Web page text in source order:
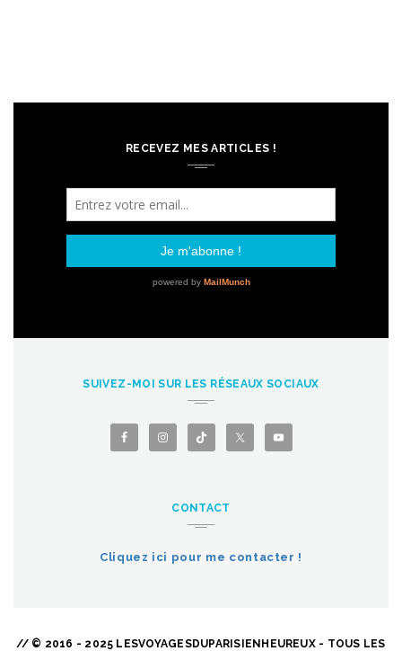
RECEVEZ MES ARTICLES !
SUIVEZ-MOI SUR LES RÉSEAUX SOCIAUX
CONTACT
Cliquez ici pour me contacter !
// © 2016 - 2025 LESVOYAGESDUPARISIENHEUREUX - TOUS LES